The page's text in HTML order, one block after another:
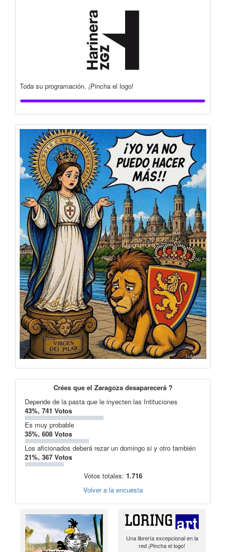
Toda su programación. ¡Pincha el logo!
Crées que el Zaragoza desaparecerá ?
Depende de la pasta que le inyecten las Intituciones
43%, 741 Votos
Es muy probable
35%, 608 Votos
Los aficionados deberá rezar un domingo si y otro también
21%, 367 Votos
Votos totales: 1.716
Volver a la encuesta
Una librería excepcional en la
red ¡Pincha el logo!